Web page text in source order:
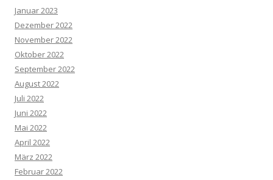
Januar 2023
Dezember 2022
November 2022
Oktober 2022
September 2022
August 2022
Juli 2022
Juni 2022
Mai 2022
April 2022
März 2022
Februar 2022